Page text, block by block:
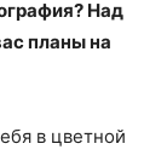
Над
планы на
в цветной